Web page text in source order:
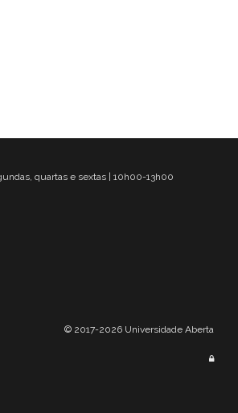
quartas e sextas | 10h00-13h00
© 2017-2026 Universidade Aberta